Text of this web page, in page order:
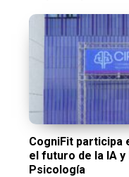
CogniFit participa
el futuro de la IA
Psicología